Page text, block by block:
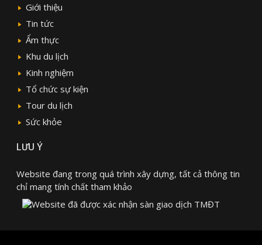
Giới thiệu
Tin tức
Ẩm thực
Khu du lịch
Kinh nghiệm
Tổ chức sự kiện
Tour du lịch
Sức khỏe
LƯU Ý
Website đang trong quá trình xây dựng, tất cả thông tin
chỉ mang tính chất tham khảo